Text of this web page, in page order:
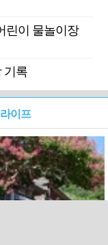
린이 물놀이장
기록
이프